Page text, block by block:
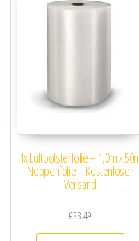
1x Luftpolsterfolie – 1,0m x
Noppenfolie – Kostenloser
Versand
€23.49